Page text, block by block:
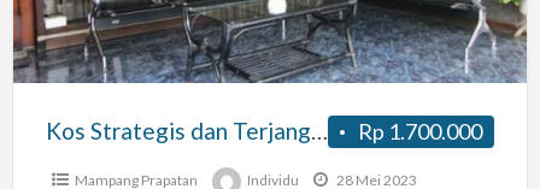
(Kos
Ibu
Ade
Rp 1.700.000
Kos Strategis dan Terjangkau (Kos Ibu Ade Mampang 7)
Mampang Prapatan Individu 28 Mei 2023